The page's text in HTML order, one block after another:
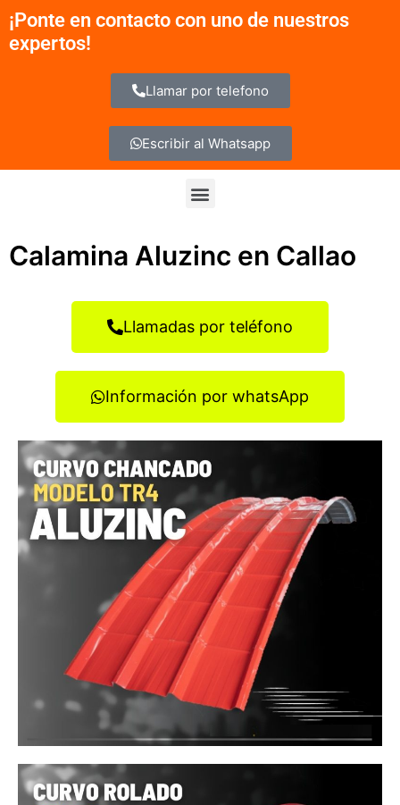
contenido
¡Ponte en contacto con uno de nuestros
expertos!
Llamar por telefono
Escribir al Whatsapp
Menu
Calamina Aluzinc en Callao
Llamadas por teléfono
Información por whatsApp